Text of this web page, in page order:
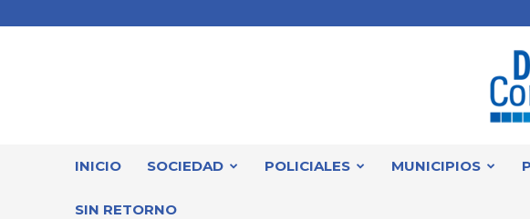
INICIO SOCIEDAD POLICIALES MUNICIPIOS
SIN RETORNO